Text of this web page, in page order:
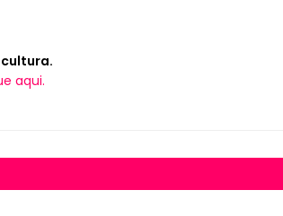
aqui.